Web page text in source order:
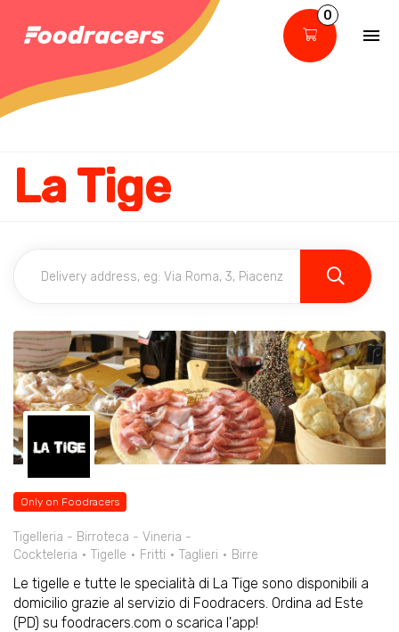
0
La Tige
Only on Foodracers
Tigelleria - Birroteca - Vineria -
Cockteleria
Tigelle Fritti Taglieri Birre
Le tigelle e tutte le specialità di La Tige sono disponibili a
domicilio grazie al servizio di Foodracers. Ordina ad Este
(PD) su foodracers.com o scarica l'app!